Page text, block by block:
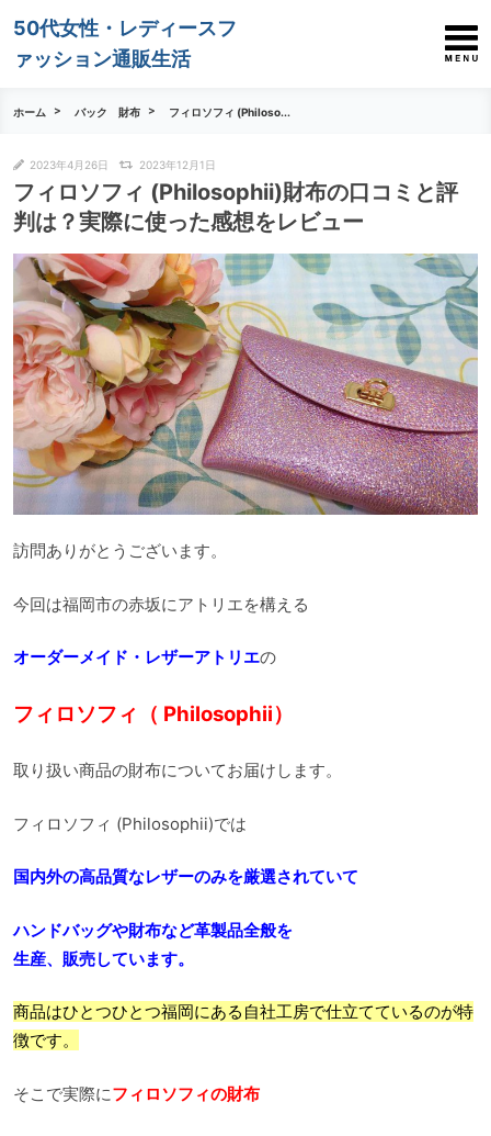
50代女性・レディースフ
ァッション通販生活
ホーム バック 財布 フィロソフィ (Philoso...
2023年4月26日 2023年12月1日
フィロソフィ (Philosophii)財布の口コミと評
判は？実際に使った感想をレビュー
訪問ありがとうございます。
今回は福岡市の赤坂にアトリエを構える
オーダーメイド・レザーアトリエの
フィロソフィ（ Philosophii）
取り扱い商品の財布についてお届けします。
フィロソフィ (Philosophii)では
国内外の高品質なレザーのみを厳選されていて
ハンドバッグや財布など革製品全般を
生産、販売しています。
商品はひとつひとつ福岡にある自社工房で仕立てているのが特
徴です。
そこで実際にフィロソフィの財布